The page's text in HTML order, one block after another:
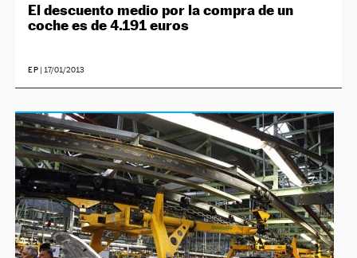
El descuento medio por la compra de un
coche es de 4.191 euros
EP | 17/01/2013